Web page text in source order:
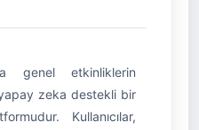
genel etkinliklerin
zeka destekli bir
Kullanıcılar,